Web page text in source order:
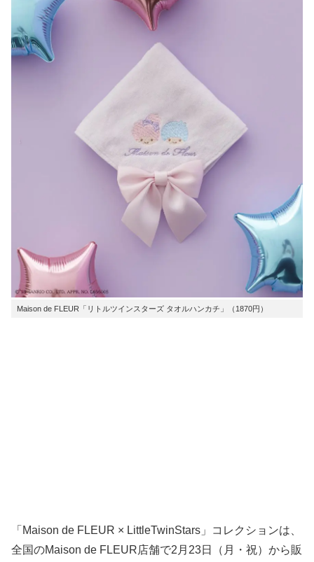
Maison de FLEUR「リトルツインスターズ タオルハンカチ」（1870円）
「Maison de FLEUR × LittleTwinStars」コレクションは、
全国のMaison de FLEUR店舗で2月23日（月・祝）から販